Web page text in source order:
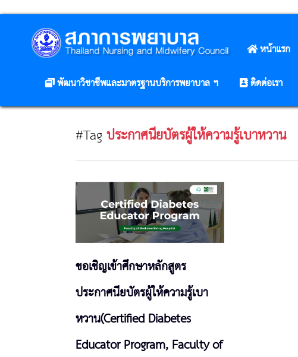
หน้าแรก
พัฒนาวิชาชีพและมาตรฐานบริการพยาบาล ฯ
ติดต่อเรา
#Tagประกาศนียบัตรผู้ให้ความรู้เบาหวาน
ขอเชิญเข้าศึกษาหลักสูตร
ประกาศนียบัตรผู้ให้ความรู้เบา
หวาน(Certified Diabetes
Educator Program, Faculty of